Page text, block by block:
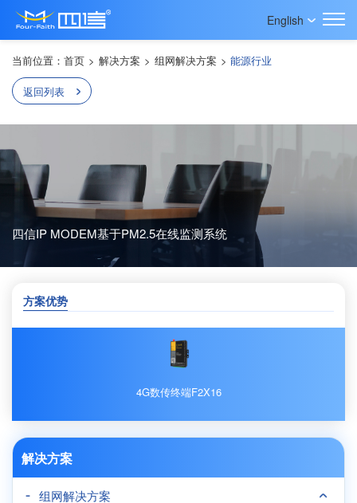
English
当前位置： 首页 > 解决方案 > 组网解决方案 > 能源行业
返回列表
四信IP MODEM基于PM2.5在线监测系统
方案优势
4G数传终端F2X16
解决方案
组网解决方案